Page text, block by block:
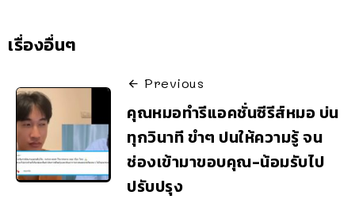
เรื่องอื่นๆ
Previous
คุณหมอทำรีแอคชั่นซีรีส์หมอ บ่น
ทุกวินาที ขำๆ ปนให้ความรู้ จน
ช่องเข้ามาขอบคุณ-น้อมรับไป
ปรับปรุง